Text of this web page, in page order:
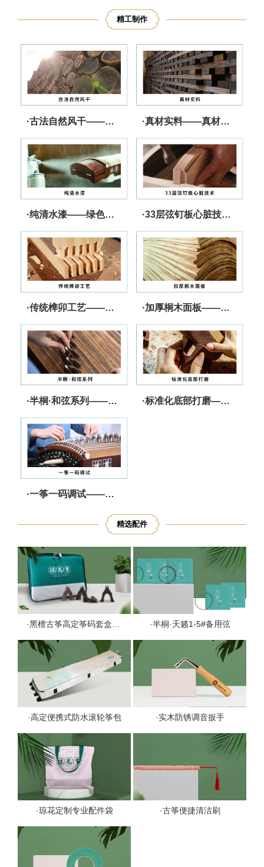
精工制作
·古法自然风干——实力储备 音质上乘 ·真材实料——真材实料 行业承诺
·纯清水漆——绿色、健康、无忧 ·33层弦钉板心脏技术——张力强 更坚固
·传统榫卯工艺——快速传导 音色出众 ·加厚桐木面板——核心技术 发音灵敏
·半桐·和弦系列——音色纯净 张驰有度 ·标准化底部打磨——精工细作 减少跑码
·一筝一码调试——严选把关 调音无忧
精选配件
·半桐·天籁1-5#备用弦
·高定便携式防水滚轮筝包 ·实木防锈调音扳手
·琼花定制专业配件袋 ·古筝便捷清洁刷